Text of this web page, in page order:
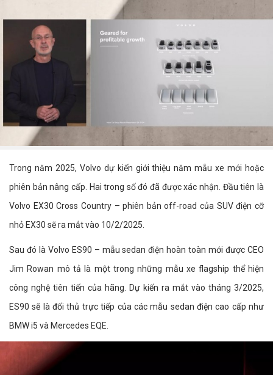
Trong năm 2025, Volvo dự kiến giới thiệu năm mẫu xe mới hoặc
phiên bản nâng cấp. Hai trong số đó đã được xác nhận. Đầu tiên là
Volvo EX30 Cross Country – phiên bản off-road của SUV điện cỡ
nhỏ EX30 sẽ ra mắt vào 10/2/2025.
Sau đó là Volvo ES90 – mẫu sedan điện hoàn toàn mới được CEO
Jim Rowan mô tả là một trong những mẫu xe flagship thể hiện
công nghệ tiên tiến của hãng. Dự kiến ra mắt vào tháng 3/2025,
ES90 sẽ là đối thủ trực tiếp của các mẫu sedan điện cao cấp như
BMW i5 và Mercedes EQE.